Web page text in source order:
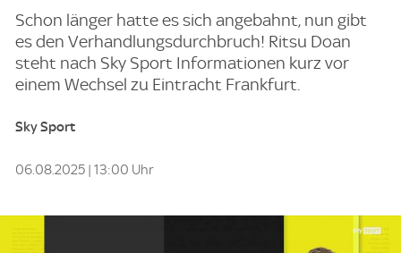
Schon länger hatte es sich angebahnt, nun gibt
es den Verhandlungsdurchbruch! Ritsu Doan
steht nach Sky Sport Informationen kurz vor
einem Wechsel zu Eintracht Frankfurt.
Sky Sport
06.08.2025 | 13:00 Uhr